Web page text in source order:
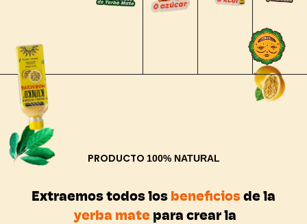
PRODUCTO 100% NATURAL
Extraemos todos los benefcios de la
yerba mate para crear la